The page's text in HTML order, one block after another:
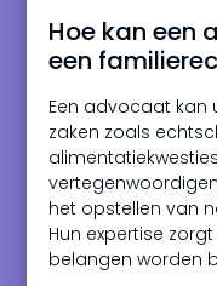
Hoe kan een
een
Een advocaat kan
zaken zoals
het opstellen van
Hun expertise
belangen worden